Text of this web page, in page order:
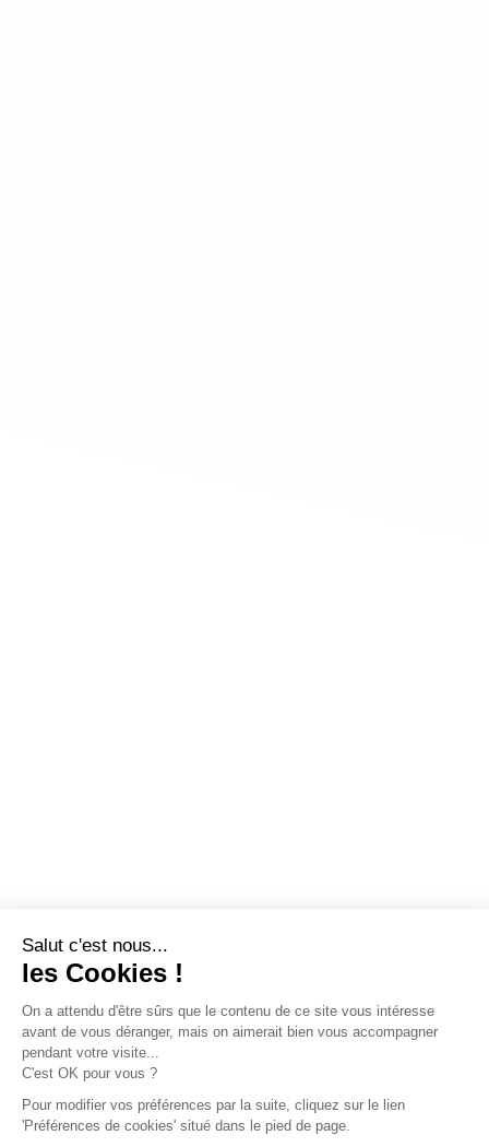
Salut c'est nous...
les Cookies !
On a attendu d'être sûrs que le contenu de ce site vous intéresse
avant de vous déranger, mais on aimerait bien vous accompagner
pendant votre visite...
C'est OK pour vous ?
Pour modifier vos préférences par la suite, cliquez sur le lien
'Préférences de cookies' situé dans le pied de page.